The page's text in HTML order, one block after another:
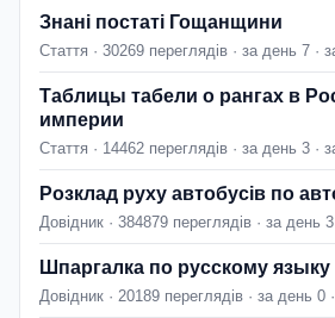
Знані постаті Гощанщини
Стаття · 30269 переглядів · за день 7 ·
Таблицы табели о рангах в
империи
Стаття · 14462 переглядів · за день 3 ·
Розклад руху автобусів по
Довідник · 384879 переглядів · за день
Шпаргалка по русскому языку
Довідник · 20189 переглядів · за день 0